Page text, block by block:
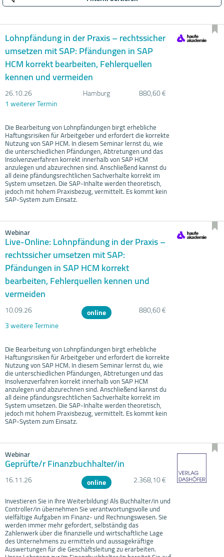
Lohnpfändung in der Praxis – rechtssicher
umsetzen mit SAP: Pfändungen in SAP
HCM korrekt bearbeiten, Fehlerquellen
kennen und vermeiden
26.10.26 Hamburg
880,60 €
1 weiterer Termin
Die Bearbeitung von Lohnpfändungen birgt erhebliche
Haftungsrisiken für Arbeitgeber und erfordert die korrekte
Nutzung von SAP HCM. In diesem Seminar lernst du, wie
die unterschiedlichen Pfändungen, Abtretungen und das
Insolvenzverfahren korrekt innerhalb von SAP HCM
anzulegen und abzurechnen sind. Anschließend kannst du
all deine pfändungsrechtlichen Sachverhalte korrekt im
System umsetzen. Die SAP-Inhalte werden theoretisch,
jedoch mit hohem Praxisbezug, vermittelt. Es kommt kein
SAP-System zum Einsatz.
Webinar
Live-Online: Lohnpfändung in der Praxis –
rechtssicher umsetzen mit SAP:
Pfändungen in SAP HCM korrekt
bearbeiten, Fehlerquellen kennen und
vermeiden
10.09.26 online
880,60 €
3 weitere Termine
Die Bearbeitung von Lohnpfändungen birgt erhebliche
Haftungsrisiken für Arbeitgeber und erfordert die korrekte
Nutzung von SAP HCM. In diesem Seminar lernst du, wie
die unterschiedlichen Pfändungen, Abtretungen und das
Insolvenzverfahren korrekt innerhalb von SAP HCM
anzulegen und abzurechnen sind. Anschließend kannst du
all deine pfändungsrechtlichen Sachverhalte korrekt im
System umsetzen. Die SAP-Inhalte werden theoretisch,
jedoch mit hohem Praxisbezug, vermittelt. Es kommt kein
SAP-System zum Einsatz.
Webinar
Geprüfte/r Finanzbuchhalter/in
16.11.26 online 2.368,10 €
Investieren Sie in Ihre Weiterbildung! Als Buchhalter/in und
Controller/in übernehmen Sie verantwortungsvolle und
vielfältige Aufgaben im Finanz- und Rechnungswesen. Sie
werden immer mehr gefordert, selbständig das
Zahlenwerk über die finanzielle und wirtschaftliche Lage
des Unternehmens zu ermitteln und aussagekräftige
Auswertungen für die Geschäftsleitung zu erarbeiten.